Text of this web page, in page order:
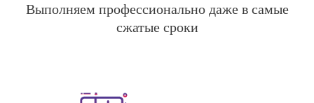
Выполняем профессионально даже в самые
сжатые сроки